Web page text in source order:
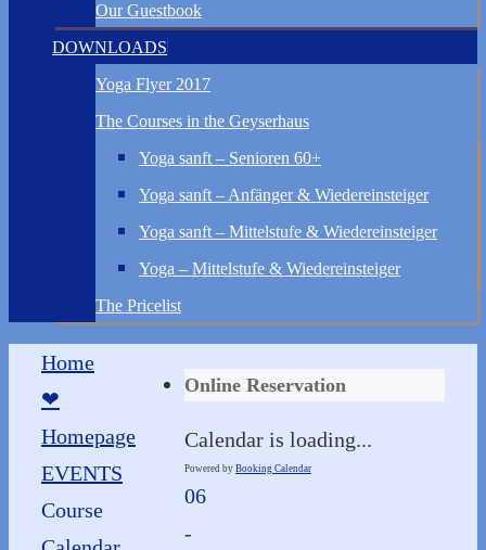
Our Guestbook
DOWNLOADS
Yoga Flyer 2017
The Courses in the Geyserhaus
Yoga sanft – Senioren 60+
Yoga sanft – Anfänger & Wiedereinsteiger
Yoga sanft – Mittelstufe & Wiedereinsteiger
Yoga – Mittelstufe & Wiedereinsteiger
The Pricelist
Home
❤
Homepage
EVENTS
Course
Online Reservation
Calendar is loading...
Powered by Booking Calendar
06
-